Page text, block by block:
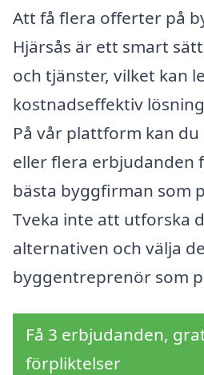
Att få flera offerter på
Hjärsås är ett smart
och tjänster, vilket kan
kostnadseffektiv
På vår plattform kan
eller flera erbjudanden
bästa byggfirman som
Tveka inte att utforska
alternativen och välja
byggentreprenör som
Få 3 erbjudanden,
förpliktelser